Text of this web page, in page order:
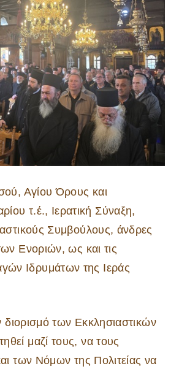
Εκκλησιαστική
κατασκήνωση
Φιλόπτωχο Ταμεῖο
Θεῖον Κήρυγμα – Ἱερὰ
Ἐξομολόγηση
Αἴθουσες – Πνευματικά
Κέντρα
Ραδιοφωνικός Σταθμός
Διακονία
Ἐργαστήριο
Συντηρήσεως Κειμηλίων
Βυζαντινή Μουσική
Σχολές Ἐκκλησιαστικῶν
Tεχνῶν
Πρωτοβουλία Γονέων
Ι.Μ
Ἱερῶν
Αγίου Όρους και
τ.έ., Ιερατική Σύναξη,
Συμβούλους, άνδρες
Ενοριών, ως και τις
Ιδρυμάτων της Ιεράς
των Εκκλησιαστικών
μαζί τους, να τους
των Νόμων της Πολιτείας να